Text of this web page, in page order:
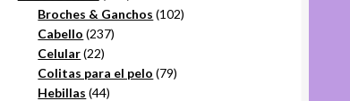
productos
Broches & Ganchos 102102
Cabello 237237
Celular 2222
productos
Colitas para el pelo 7979
Hebillas 4444